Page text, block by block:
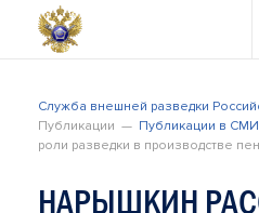
Служба внешней разведки
Публикации
Публикации в СМИ
роли разведки в производстве
НАРЫШКИН